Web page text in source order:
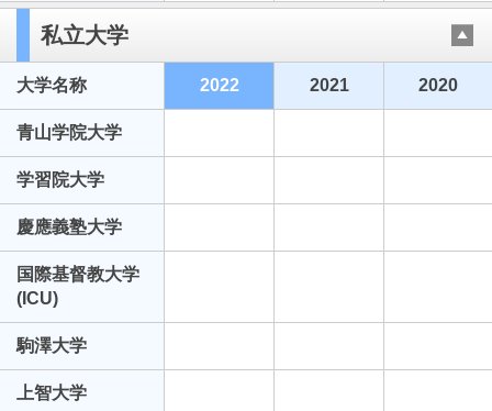
私立大学
大学名称 2022 2021 2020
青山学院大学
学習院大学
慶應義塾大学
国際基督教大学
(ICU)
駒澤大学
上智大学